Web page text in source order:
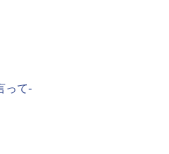
って-